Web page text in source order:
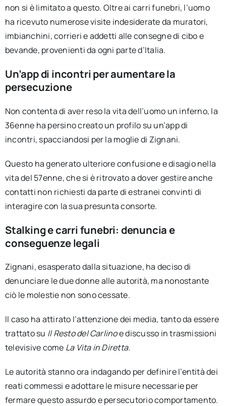
non si è limitato a questo. Oltre ai carri funebri, l’uomo
ha ricevuto numerose visite indesiderate da muratori,
imbianchini, corrieri e addetti alle consegne di cibo e
bevande, provenienti da ogni parte d’Italia.
Un’app di incontri per aumentare la
persecuzione
Non contenta di aver reso la vita dell’uomo un inferno, la
36enne ha persino creato un profilo su un’app di
incontri, spacciandosi per la moglie di Zignani.
Questo ha generato ulteriore confusione e disagio nella
vita del 57enne, che si è ritrovato a dover gestire anche
contatti non richiesti da parte di estranei convinti di
interagire con la sua presunta consorte.
Stalking e carri funebri: denuncia e
conseguenze legali
Zignani, esasperato dalla situazione, ha deciso di
denunciare le due donne alle autorità, ma nonostante
ciò le molestie non sono cessate.
Il caso ha attirato l’attenzione dei media, tanto da essere
trattato su Il Resto del Carlinoe discusso in trasmissioni
televisive come La Vita in Diretta.
Le autorità stanno ora indagando per definire l’entità dei
reati commessi e adottare le misure necessarie per
fermare questo assurdo e persecutorio comportamento.